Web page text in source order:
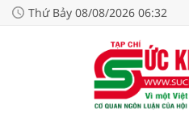
Thứ Bảy 08/08/2026 06:32